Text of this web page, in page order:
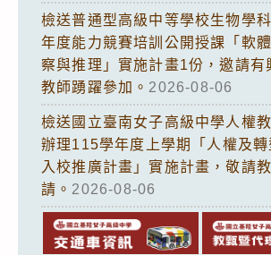
檢送普通型高級中等學校生物學
年度能力競賽培訓公開授課「軟
察與推理」實施計畫1份，邀請有
教師踴躍參加。 2026-08-06
檢送國立臺南女子高級中學人權
辦理115學年度上學期「人權及轉
入校推廣計畫」實施計畫，敬請
請。 2026-08-06